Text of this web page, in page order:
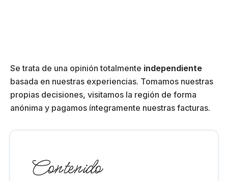
Se trata de una opinión totalmente independiente
basada en nuestras experiencias. Tomamos nuestras
propias decisiones, visitamos la región de forma
anónima y pagamos íntegramente nuestras facturas.
Contenido